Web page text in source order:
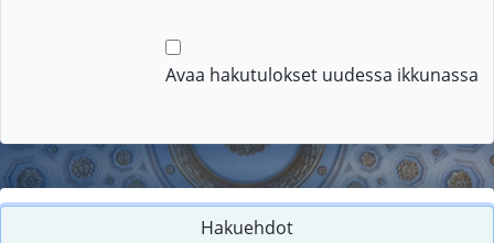
Avaa hakutulokset uudessa ikkunassa
Hakuehdot